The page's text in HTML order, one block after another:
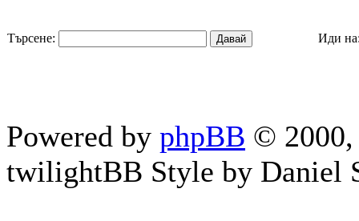
Търсене: Иди
Powered by phpBB © 2000,
twilightBB Style by Daniel